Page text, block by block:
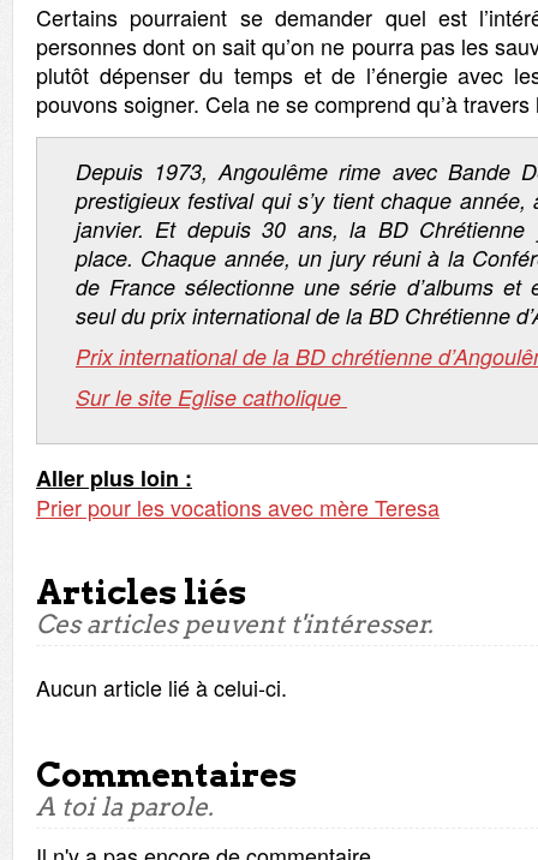
Certains pourraient se demander quel est
personnes dont on sait qu’on ne pourra pas les
plutôt dépenser du temps et de l’énergie avec
pouvons soigner. Cela ne se comprend qu’à travers
Depuis 1973, Angoulême rime avec Bande
prestigieux festival qui s’y tient chaque
janvier. Et depuis 30 ans, la BD
place. Chaque année, un jury réuni à la
de France sélectionne une série d’albums et
seul du prix international de la BD Chrétienne
Prix international de la BD chrétienne
Sur le site Eglise catholique
Aller plus loin :
Prier pour les vocations avec mère Teresa
Articles liés
Ces articles peuvent t'intéresser.
Aucun article lié à celui-ci.
Commentaires
A toi la parole.